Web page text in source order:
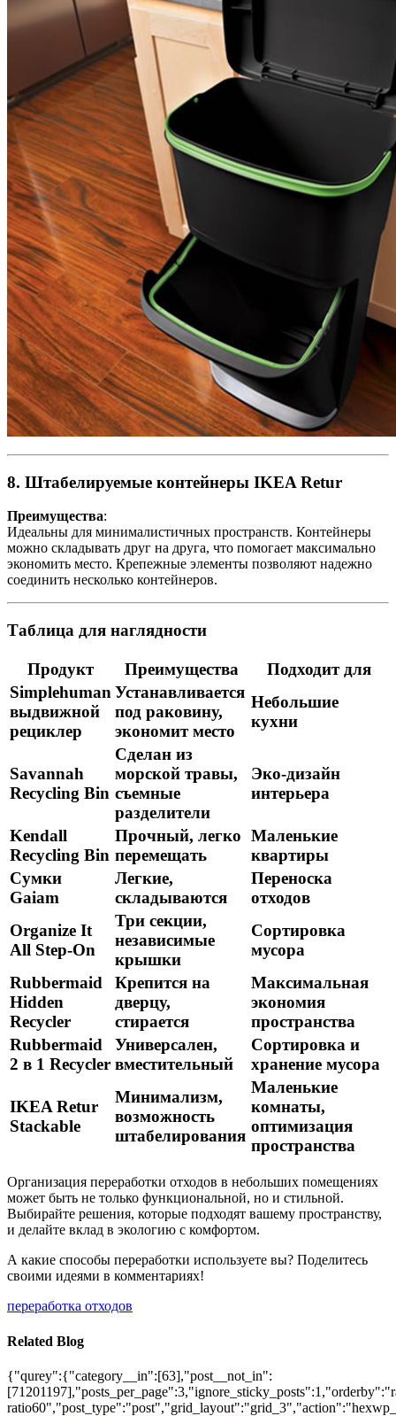
8. Штабелируемые контейнеры IKEA Retur
Преимущества:
Идеальны для минималистичных пространств. Контейнеры
можно складывать друг на друга, что помогает максимально
экономить место. Крепежные элементы позволяют надежно
соединить несколько контейнеров.
Таблица для наглядности
Продукт Преимущества
Подходит для
Simplehuman
выдвижной
рециклер
Устанавливается
под раковину,
экономит место
Небольшие
кухни
Savannah
Recycling Bin
Сделан из
морской травы,
съемные
разделители
Эко-дизайн
интерьера
Kendall
Recycling Bin
Прочный, легко
перемещать
Маленькие
квартиры
Сумки
Gaiam
Легкие,
складываются
Переноска
отходов
Organize It
All Step-On
Три секции,
независимые
крышки
Сортировка
мусора
Rubbermaid
Hidden
Recycler
Крепится на
дверцу,
стирается
Максимальная
экономия
пространства
Rubbermaid
2 в 1 Recycler
Универсален,
вместительный
Сортировка и
хранение мусора
IKEA Retur
Stackable
Минимализм,
возможность
штабелирования
Маленькие
комнаты,
оптимизация
пространства
Организация переработки отходов в небольших помещениях
может быть не только функциональной, но и стильной.
Выбирайте решения, которые подходят вашему пространству,
и делайте вклад в экологию с комфортом.
А какие способы переработки используете вы? Поделитесь
своими идеями в комментариях!
переработка отходов
Related Blog
{"qurey":{"category__in":[63],"post__not_in":